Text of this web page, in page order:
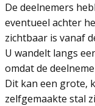
De deelnemers
eventueel achter
zichtbaar is vanaf
U wandelt langs
omdat de
Dit kan een grote,
zelfgemaakte stal